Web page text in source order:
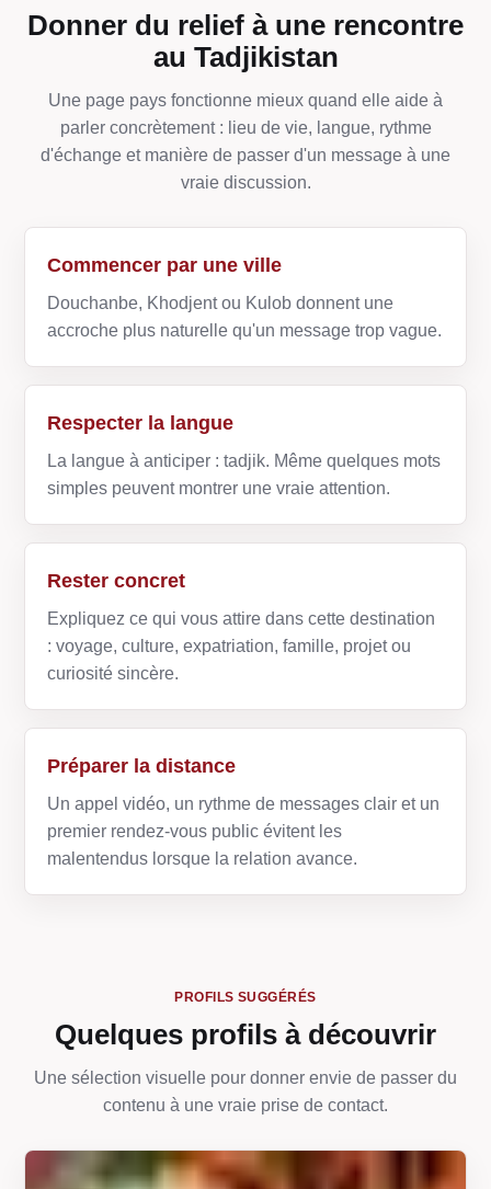
Donner du relief à une rencontre
au Tadjikistan
Une page pays fonctionne mieux quand elle aide à
parler concrètement : lieu de vie, langue, rythme
d'échange et manière de passer d'un message à une
vraie discussion.
Commencer par une ville
Douchanbe, Khodjent ou Kulob donnent une
accroche plus naturelle qu'un message trop vague.
Respecter la langue
La langue à anticiper : tadjik. Même quelques mots
simples peuvent montrer une vraie attention.
Rester concret
Expliquez ce qui vous attire dans cette destination
: voyage, culture, expatriation, famille, projet ou
curiosité sincère.
Préparer la distance
Un appel vidéo, un rythme de messages clair et un
premier rendez-vous public évitent les
malentendus lorsque la relation avance.
PROFILS SUGGÉRÉS
Quelques profils à découvrir
Une sélection visuelle pour donner envie de passer du
contenu à une vraie prise de contact.